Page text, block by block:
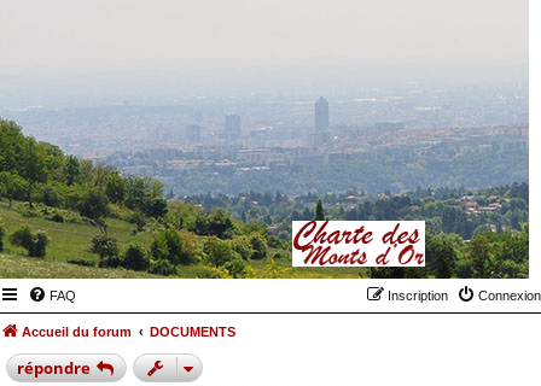
FAQ Connexion
Inscription
Accueil du forum DOCUMENTS
répondre